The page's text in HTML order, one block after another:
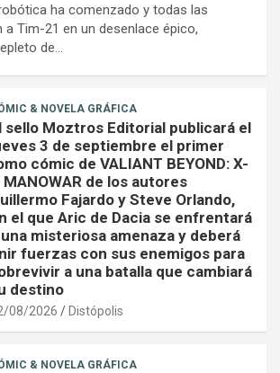
ha comenzado y todas las
a Tim-21 en un desenlace épico,
de…
& NOVELA GRÁFICA
sello Moztros Editorial publicará el
3 de septiembre el primer
cómic de VALIANT BEYOND: X-
MANOWAR de los autores
Fajardo y Steve Orlando,
el que Aric de Dacia se enfrentará
una misteriosa amenaza y deberá
fuerzas con sus enemigos para
a una batalla que cambiará
destino
08/2026 Distópolis
& NOVELA GRÁFICA